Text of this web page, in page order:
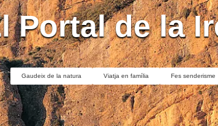
Portal de la
Gaudeix de la natura Viatja en família Fes senderisme